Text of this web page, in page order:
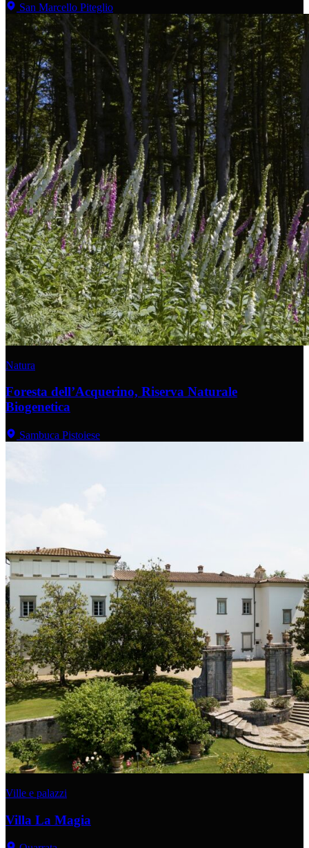
San Marcello Piteglio
Natura
Foresta dell’Acquerino, Riserva Naturale
Biogenetica
Sambuca Pistoiese
Ville e palazzi
Villa La Magia